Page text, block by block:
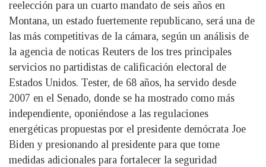
reelección para un cuarto mandato de seis años en
Montana, un estado fuertemente republicano, será una de
las más competitivas de la cámara, según un análisis de
la agencia de noticas Reuters de los tres principales
servicios no partidistas de calificación electoral de
Estados Unidos. Tester, de 68 años, ha servido desde
2007 en el Senado, donde se ha mostrado como más
independiente, oponiéndose a las regulaciones
energéticas propuestas por el presidente demócrata Joe
Biden y presionando al presidente para que tome
medidas adicionales para fortalecer la seguridad